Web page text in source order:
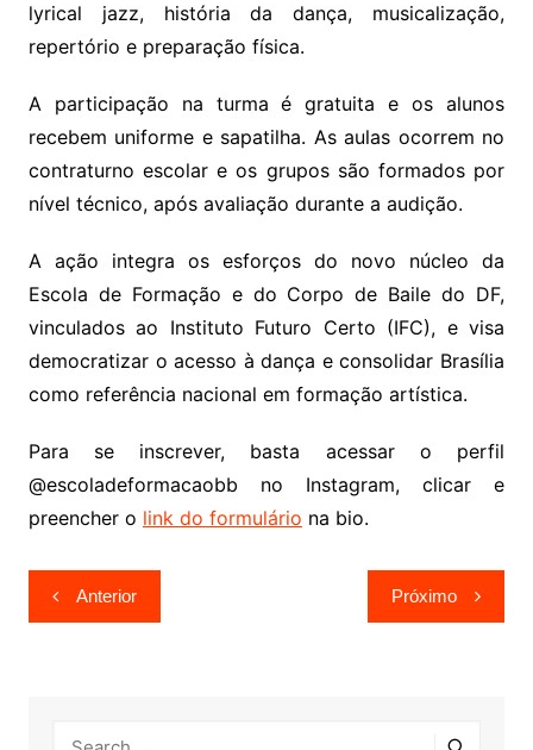
lyrical jazz, história da dança, musicalização,
repertório e preparação física.
A participação na turma é gratuita e os alunos
recebem uniforme e sapatilha. As aulas ocorrem no
contraturno escolar e os grupos são formados por
nível técnico, após avaliação durante a audição.
A ação integra os esforços do novo núcleo da
Escola de Formação e do Corpo de Baile do DF,
vinculados ao Instituto Futuro Certo (IFC), e visa
democratizar o acesso à dança e consolidar Brasília
como referência nacional em formação artística.
Para se inscrever, basta acessar o perfil
@escoladeformacaobb no Instagram, clicar e
preencher o link do formulário na bio.
Navegação
de
Anterior Próximo